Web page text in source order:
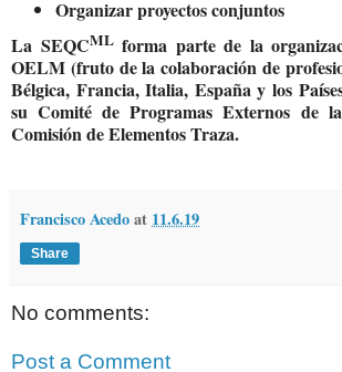
Organizar proyectos conjuntos
La SEQCMLforma parte de la
OELM (fruto de la colaboración de
Bélgica, Francia, Italia, España y los
su Comité de Programas Externos de
Comisión de Elementos Traza.
Francisco Acedoat 11.6.19
Share
No comments:
Post a Comment